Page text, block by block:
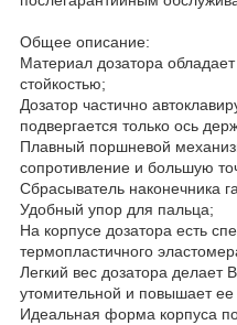
Общее описание:
Материал дозатора
стойкостью;
Дозатор частично
подвергается только ось
Плавный поршневой
сопротивление и большую
Сбрасыватель наконечника
Удобный упор для пальца;
На корпусе дозатора есть
термопластичного
Легкий вес дозатора делает
утомительной и повышает
Идеальная форма корпуса